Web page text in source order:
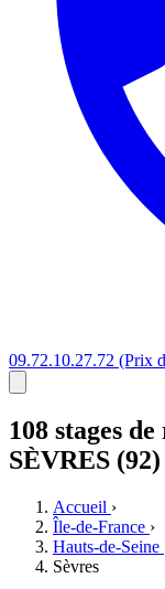
09.72.10.27.72 (Prix
108 stages de
SÈVRES (92)
Accueil ›
Île-de-France ›
Hauts-de-Seine
Sèvres